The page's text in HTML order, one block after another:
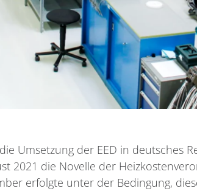
Umsetzung der EED in deutsches
2021 die Novelle der
erfolgte unter der Bedingung,